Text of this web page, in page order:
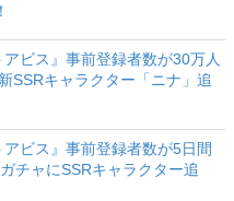
ビス』事前登録者数が30万人
SSRキャラクター「ニナ」追
ビス』事前登録者数が5日間
チャにSSRキャラクター追